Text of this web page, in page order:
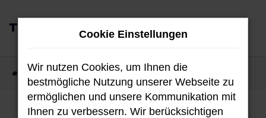
Zum
Hauptinhalt
Cookie Einstellungen
Wir nutzen Cookies, um Ihnen die
bestmögliche Nutzung unserer Webseite zu
ermöglichen und unsere Kommunikation mit
Ihnen zu verbessern. Wir berücksichtigen